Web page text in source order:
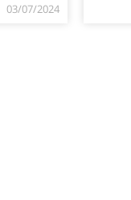
03/07/2024